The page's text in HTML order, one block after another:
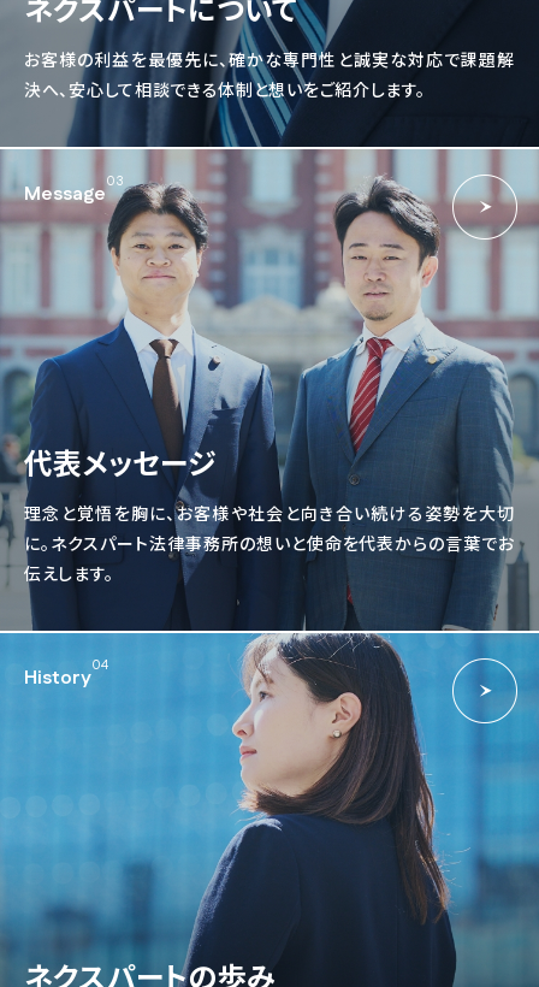
お客様の利益を最優先に、確かな専門性と誠実な対応で課題解
決へ、安心して相談できる体制と想いをご紹介します。
Message03
代表メッセージ
理念と覚悟を胸に、お客様や社会と向き合い続ける姿勢を大切
に。ネクスパート法律事務所の想いと使命を代表からの言葉でお
伝えします。
History04
ネクスパートの歩み